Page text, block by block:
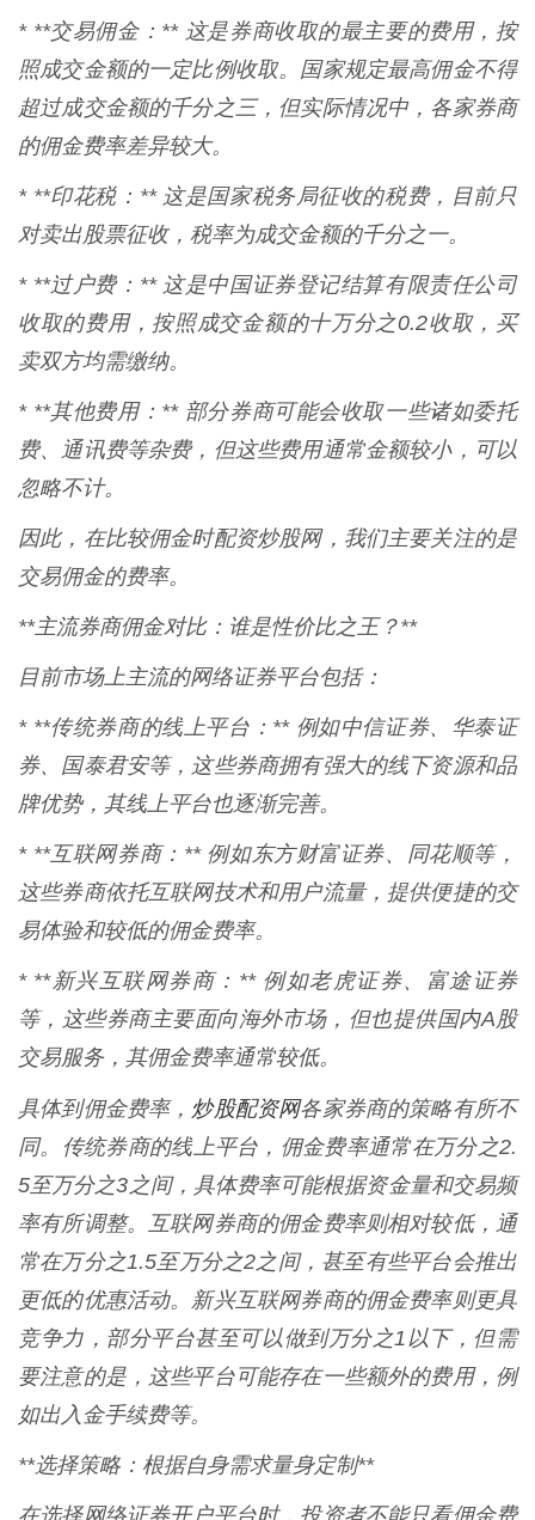
* **交易佣金：** 这是券商收取的最主要的费用，按
照成交金额的一定比例收取。国家规定最高佣金不得
超过成交金额的千分之三，但实际情况中，各家券商
的佣金费率差异较大。
* **印花税：** 这是国家税务局征收的税费，目前只
对卖出股票征收，税率为成交金额的千分之一。
* **过户费：** 这是中国证券登记结算有限责任公司
收取的费用，按照成交金额的十万分之0.2收取，买
卖双方均需缴纳。
* **其他费用：** 部分券商可能会收取一些诸如委托
费、通讯费等杂费，但这些费用通常金额较小，可以
忽略不计。
因此，在比较佣金时配资炒股网，我们主要关注的是
交易佣金的费率。
**主流券商佣金对比：谁是性价比之王？**
目前市场上主流的网络证券平台包括：
* **传统券商的线上平台：** 例如中信证券、华泰证
券、国泰君安等，这些券商拥有强大的线下资源和品
牌优势，其线上平台也逐渐完善。
* **互联网券商：** 例如东方财富证券、同花顺等，
这些券商依托互联网技术和用户流量，提供便捷的交
易体验和较低的佣金费率。
* **新兴互联网券商：** 例如老虎证券、富途证券
等，这些券商主要面向海外市场，但也提供国内A股
交易服务，其佣金费率通常较低。
具体到佣金费率， 炒股配资网各家券商的策略有所不
同。传统券商的线上平台，佣金费率通常在万分之2.
5至万分之3之间，具体费率可能根据资金量和交易频
率有所调整。互联网券商的佣金费率则相对较低，通
常在万分之1.5至万分之2之间，甚至有些平台会推出
更低的优惠活动。新兴互联网券商的佣金费率则更具
竞争力，部分平台甚至可以做到万分之1以下，但需
要注意的是，这些平台可能存在一些额外的费用，例
如出入金手续费等。
**选择策略：根据自身需求量身定制**